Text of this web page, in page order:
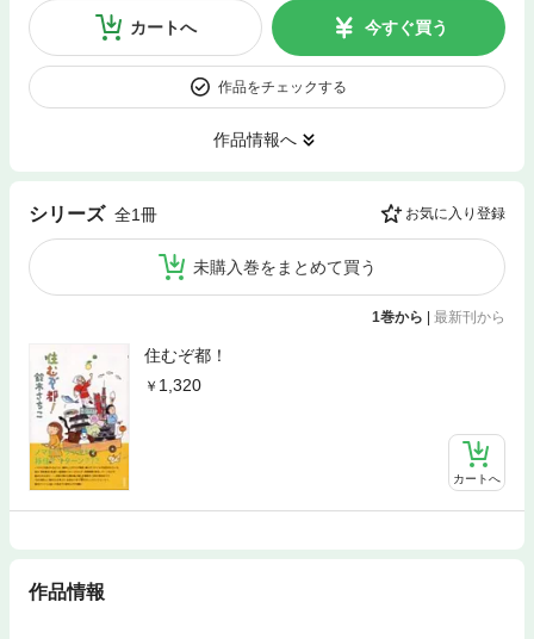
カートへ 今すぐ買う
作品をチェックする
作品情報へ
シリーズ 全1冊 お気に入り登録
未購入巻をまとめて買う
1巻から | 最新刊から
住むぞ都！
1,320
カートへ
作品情報